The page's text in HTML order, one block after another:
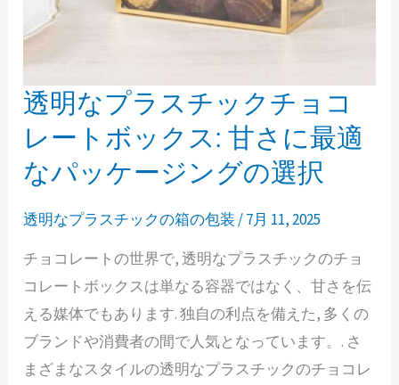
の
完
璧
な
組
合
わ
せ
透明なプラスチックチョコ
レートボックス: 甘さに最適
なパッケージングの選択
透明なプラスチックの箱の包装 /7月 11, 2025
チョコレートの世界で, 透明なプラスチックのチョ
コレートボックスは単なる容器ではなく、甘さを伝
える媒体でもあります. 独自の利点を備えた, 多くの
ブランドや消費者の間で人気となっています。. さ
まざまなスタイルの透明なプラスチックのチョコレ
透
明
な
プ
ラ
チ
ッ
ク
チ
ョ